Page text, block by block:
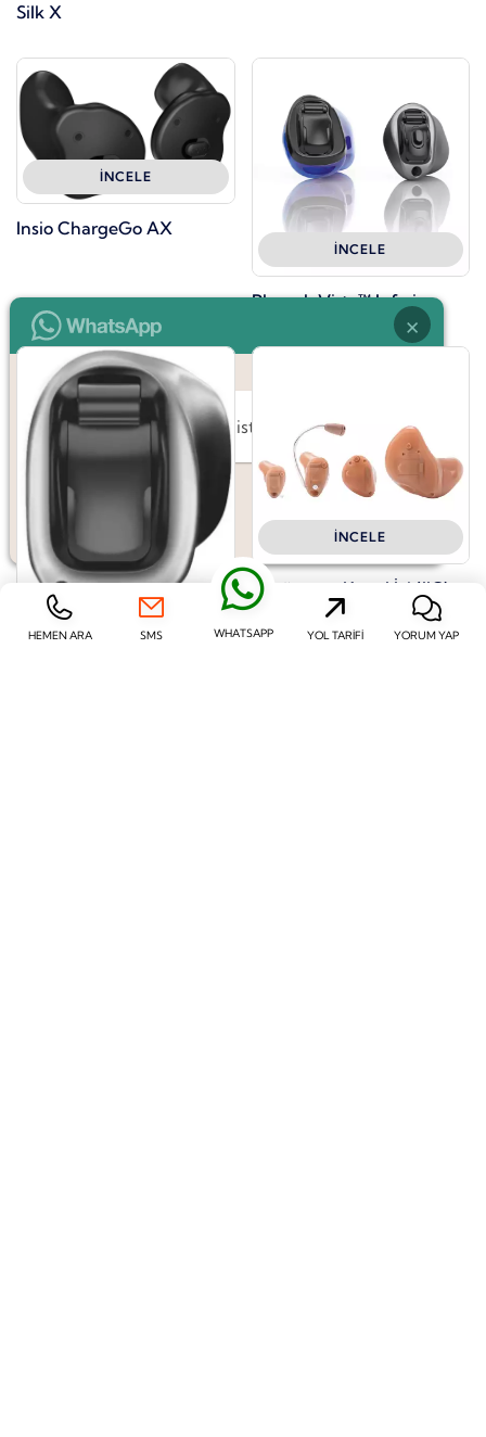
Silk X
İNCELE
Insio ChargeGo AX
İNCELE
Phonak Virto™ Infinio
İNCELE
İNCELE
Görünmez Kanal İçi (IIC)
HEMEN ARA SMS WHATSAPP YOL TARIFI YORUM YAP
×
Merhaba, bilgi almak istiyorum.